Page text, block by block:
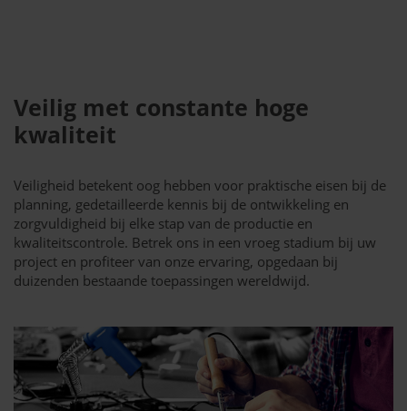
Veilig met constante hoge
kwaliteit
Veiligheid betekent oog hebben voor praktische eisen bij de
planning, gedetailleerde kennis bij de ontwikkeling en
zorgvuldigheid bij elke stap van de productie en
kwaliteitscontrole. Betrek ons in een vroeg stadium bij uw
project en profiteer van onze ervaring, opgedaan bij
duizenden bestaande toepassingen wereldwijd.